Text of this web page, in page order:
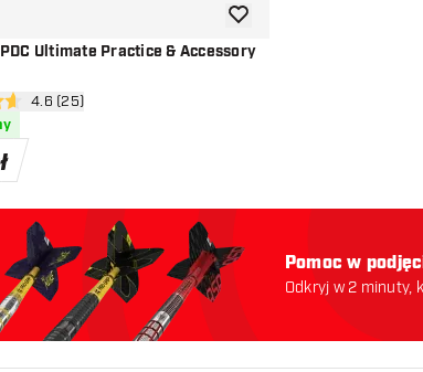
Ultimate Practice & Accessory
otwórz panel recenzji
oceny
4.6 (25)
dodaj do listy życzeń
Pomoc w
Odkryj w 2 minuty,